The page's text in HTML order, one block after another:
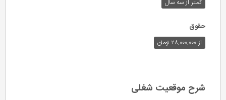
کمتر از سه سال
حقوق
از ۲۸,۰۰۰,۰۰۰ تومان
شرح موقعیت شغلی